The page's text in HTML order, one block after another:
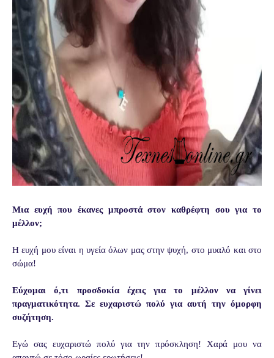
Μια ευχή που έκανες μπροστά στον καθρέφτη σου για το
μέλλον;
Η ευχή μου είναι η υγεία όλων μας στην ψυχή, στο μυαλό και στο
σώμα!
Εύχομαι ό,τι προσδοκία έχεις για το μέλλον να γίνει
πραγματικότητα. Σε ευχαριστώ πολύ για αυτή την όμορφη
συζήτηση.
Εγώ σας ευχαριστώ πολύ για την πρόσκληση! Χαρά μου να